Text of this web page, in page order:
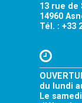
13 rue de
14960
Tél. : +33
du lundi
Le